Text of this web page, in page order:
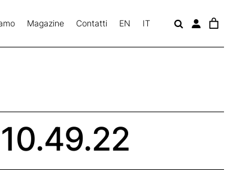
Magazine Contatti EN IT